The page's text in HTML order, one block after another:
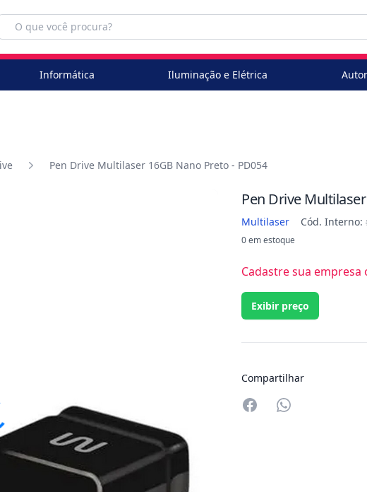
Informática Iluminação e Elétrica
Pen Drive Multilaser 16GB Nano Preto - PD054
Pen Drive
Multilaser Cód. Interno:
0 em estoque
Cadastre sua empresa
Exibir preço
Compartilhar
Compartilhar